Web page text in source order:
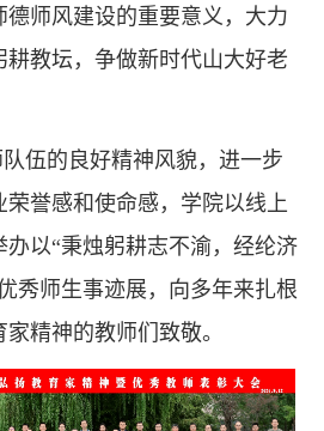
师风建设的重要意义，大力
耕教坛，争做新时代山大好老
伍的良好精神风貌，进一步
誉感和使命感，学院以线上
以“秉烛躬耕志不渝，经纶济
秀师生事迹展，向多年来扎根
精神的教师们致敬。